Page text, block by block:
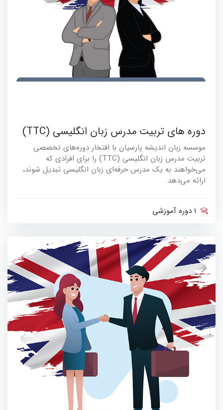
دوره های تربیت مدرس زبان انگلیسی (TTC)
موسسه زبان اندیشه پارسیان با افتخار دوره‌های تخصصی
تربیت مدرس زبان انگلیسی (TTC) را برای افرادی که
می‌خواهند به یک مدرس حرفه‌ای زبان انگلیسی تبدیل شوند،
ارائه می‌دهد.